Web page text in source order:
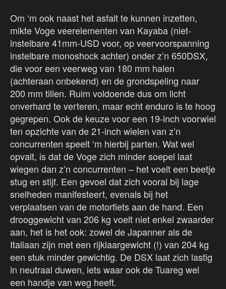
Om ‘m ook naast het asfalt te kunnen inzetten,
mikte Voge veerelementen van Kayaba (niet-
instelbare 41mm-USD voor, op veervoorspanning
instelbare monoshock achter) onder z’n 650DSX,
die voor een veerweg van 180 mm halen
(achteraan onbekend) en de grondspeling naar
200 mm tillen. Ruim voldoende dus om licht
onverhard te verteren, maar echt enduro is te hoog
gegrepen. Ook de keuze voor een 19-inch voorwiel
ten opzichte van de 21-inch wielen van z’n
concurrenten speelt ‘m hierbij parten. Wat wel
opvalt, is dat de Voge zich minder soepel laat
wiegen dan z’n concurrenten – het voelt een beetje
stug en stijf. Een gevoel dat zich vooral bij lage
snelheden manifesteert, evenals bij het
verplaatsen van de motorfiets aan de hand. Een
drooggewicht van 206 kg voelt niet enkel zwaarder
aan, het is het ook: zowel de Japanner als de
Italiaan zijn met een rijklaargewicht (!) van 204 kg
een stuk minder gewichtig. De DSX laat zich lastig
in neutraal duwen, iets waar ook de Tuareg wel
een handje van weg heeft.